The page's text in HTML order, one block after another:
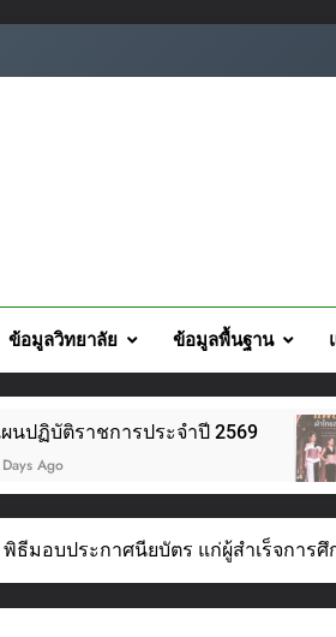
ข้อมูลวิทยาลัย ข้อมูลพื้นฐาน
ระจำปี 2569 ชมรม
6 Days
พิธีมอบประกาศนียบัตร แก่ผู้สำเร็จการ